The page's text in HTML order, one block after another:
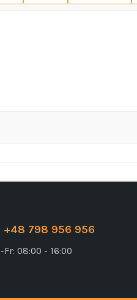
+48 798 956 956
Fr: 08:00 - 16:00